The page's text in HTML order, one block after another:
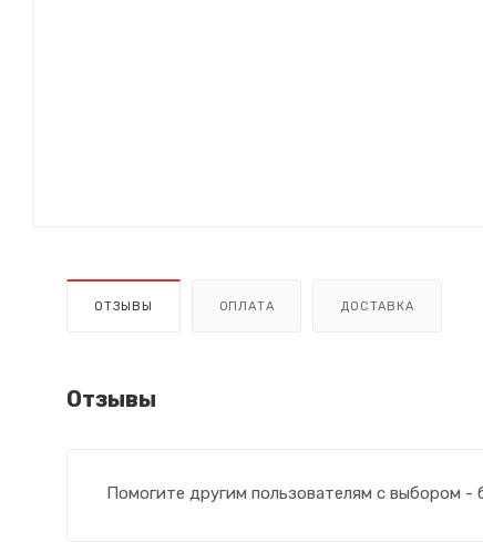
ОТЗЫВЫ ОПЛАТА ДОСТАВКА
Отзывы
Помогите другим пользователям с выбором